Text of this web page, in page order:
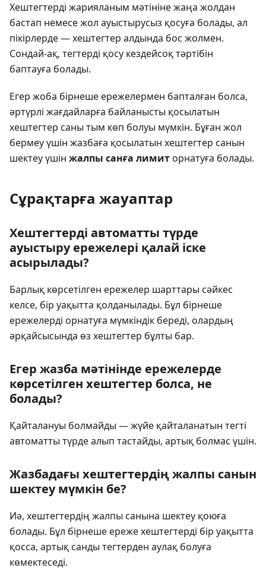
Хештегтерді жарияланым мәтініне жаңа жолдан
бастап немесе жол ауыстырусыз қосуға болады, ал
пікірлерде — хештегтер алдында бос жолмен.
Сондай-ақ, тегтерді қосу кездейсоқ тәртібін
баптауға болады.
Егер жоба бірнеше ережелермен бапталған болса,
әртүрлі жағдайларға байланысты қосылатын
хештегтер саны тым көп болуы мүмкін. Бұған жол
бермеу үшін жазбаға қосылатын хештегтер санын
шектеу үшін жалпы санға лимиторнатуға болады.
Сұрақтарға жауаптар
Хештегтерді автоматты түрде
ауыстыру ережелері қалай іске
асырылады?
Барлық көрсетілген ережелер шарттары сәйкес
келсе, бір уақытта қолданылады. Бұл бірнеше
ережелерді орнатуға мүмкіндік береді, олардың
әрқайсысында өз хештегтер бұлты бар.
Егер жазба мәтінінде ережелерде
көрсетілген хештегтер болса, не
болады?
Қайталануы болмайды — жүйе қайталанатын тегті
автоматты түрде алып тастайды, артық болмас үшін.
Жазбадағы хештегтердің жалпы санын
шектеу мүмкін бе?
Иә, хештегтердің жалпы санына шектеу қоюға
болады. Бұл бірнеше ереже хештегтерді бір уақытта
қосса, артық санды тегтерден аулақ болуға
көмектеседі.